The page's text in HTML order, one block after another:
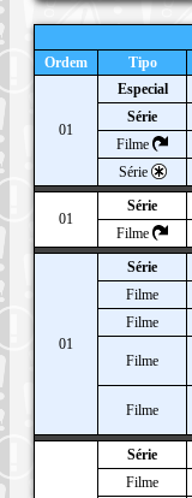
Ordem
Tipo
01
Especial
Série
Filme
Série
01
Série
Filme
01
Série
Filme
Filme
Filme
Filme
Série
Filme